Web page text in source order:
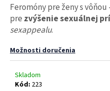
Feromóny pre ženy s
pre zvýšenie sexuálnej
sexappealu.
Možnosti doručenia
Skladom
Kód: 223
?
HĽADAŤ